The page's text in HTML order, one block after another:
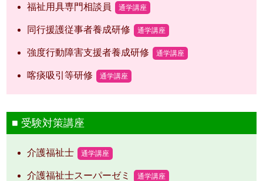
福祉用具専門相談員 通学講座
同行援護従事者養成研修 通学講座
強度行動障害支援者養成研修 通学講座
喀痰吸引等研修 通学講座
受験対策講座
介護福祉士 通学講座
介護福祉士スーパーゼミ 通学講座